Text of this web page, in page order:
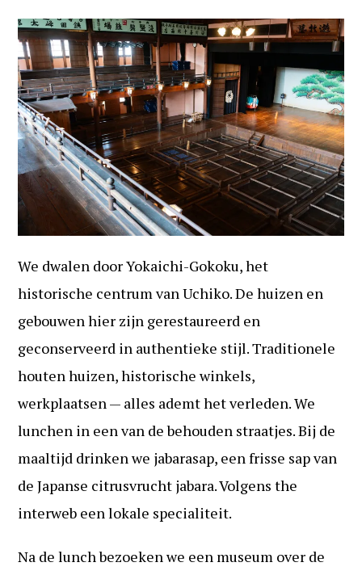
We dwalen door Yokaichi-Gokoku, het
historische centrum van Uchiko. De huizen en
gebouwen hier zijn gerestaureerd en
geconserveerd in authentieke stijl. Traditionele
houten huizen, historische winkels,
werkplaatsen — alles ademt het verleden. We
lunchen in een van de behouden straatjes. Bij de
maaltijd drinken we jabarasap, een frisse sap van
de Japanse citrusvrucht jabara. Volgens the
interweb een lokale specialiteit.
Na de lunch bezoeken we een museum over de